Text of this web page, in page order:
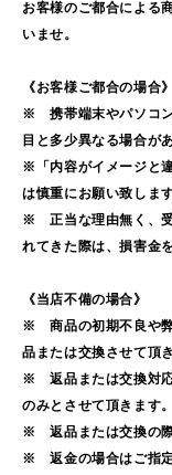
お客様のご都合による
いませ。
《お客様ご都合の場合》
※ 携帯端末やパソコン
目と多少異なる場合が
※「内容がイメージと
は慎重にお願い致します
※ 正当な理由無く、受
れてきた際は、損害金
《当店不備の場合》
※ 商品の初期不良や弊
品または交換させて頂
※ 返品または交換対応
のみとさせて頂きます。
※ 返品または交換の際
※ 返金の場合はご指定